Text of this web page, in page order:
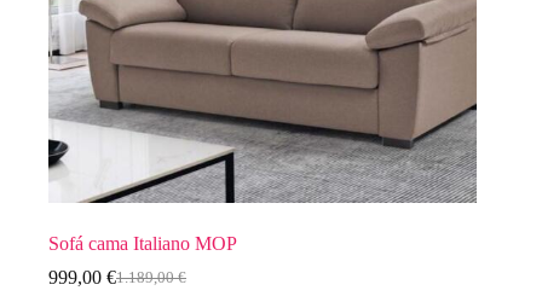
Sofá cama Italiano MOP
1.189,00€
999,00 €